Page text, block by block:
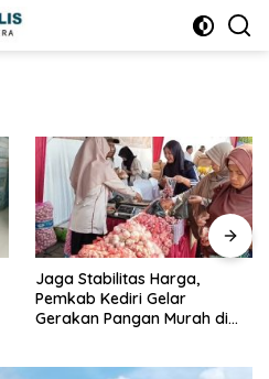
Jaga Stabilitas Harga,
Pemkab Kediri Gelar
Gerakan Pangan Murah di